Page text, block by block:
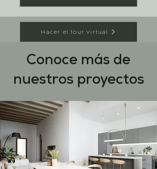
Hacer el tour virtual
Conoce más de
nuestros proyectos